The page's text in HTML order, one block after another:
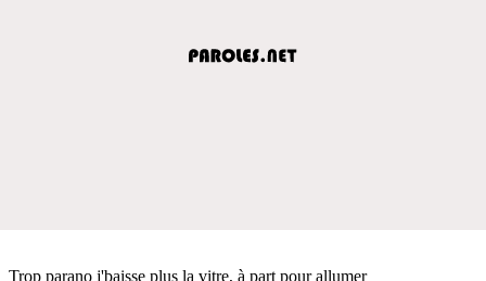
Trop parano j'baisse plus la vitre, à part pour allumer